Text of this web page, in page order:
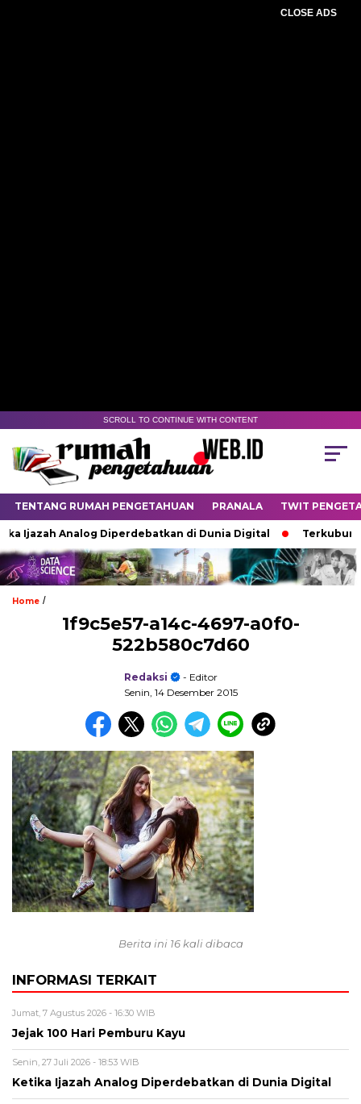
CLOSE ADS
SCROLL TO CONTINUE WITH CONTENT
TENTANG RUMAH PENGETAHUAN PRANALA TWIT
Ijazah Analog Diperdebatkan di Dunia Digital Terkubur
Home /
1f9c5e57-a14c-4697-a0f0-
522b580c7d60
Redaksi
- Editor
Senin, 14 Desember 2015
Berita ini 16 kali dibaca
INFORMASI TERKAIT
Jumat, 7 Agustus 2026 - 16:30 WIB
Jejak 100 Hari Pemburu Kayu
Senin, 27 Juli 2026 - 18:53 WIB
Ketika Ijazah Analog Diperdebatkan di Dunia Digital